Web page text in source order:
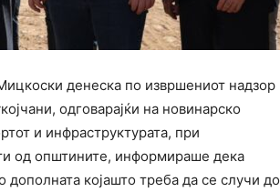
денеска по извршениот надзор
одговарајќи на новинарско
и инфраструктурата, при
од општините, информираше дека
којашто треба да се случи до